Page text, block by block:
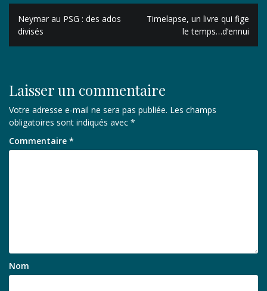
Navigation
de
l’article
Neymar au PSG : des ados
divisés
Timelapse, un livre qui fige
le temps…d’ennui
Laisser un commentaire
Votre adresse e-mail ne sera pas publiée. Les champs
obligatoires sont indiqués avec *
Commentaire *
Nom